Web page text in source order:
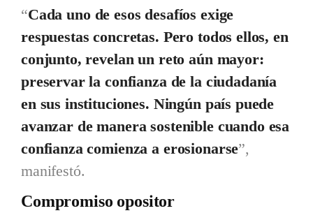
“Cada uno de esos desafíos exige
respuestas concretas. Pero todos ellos, en
conjunto, revelan un reto aún mayor:
preservar la confianza de la ciudadanía
en sus instituciones. Ningún país puede
avanzar de manera sostenible cuando esa
confianza comienza a erosionarse”,
manifestó.
Compromiso opositor